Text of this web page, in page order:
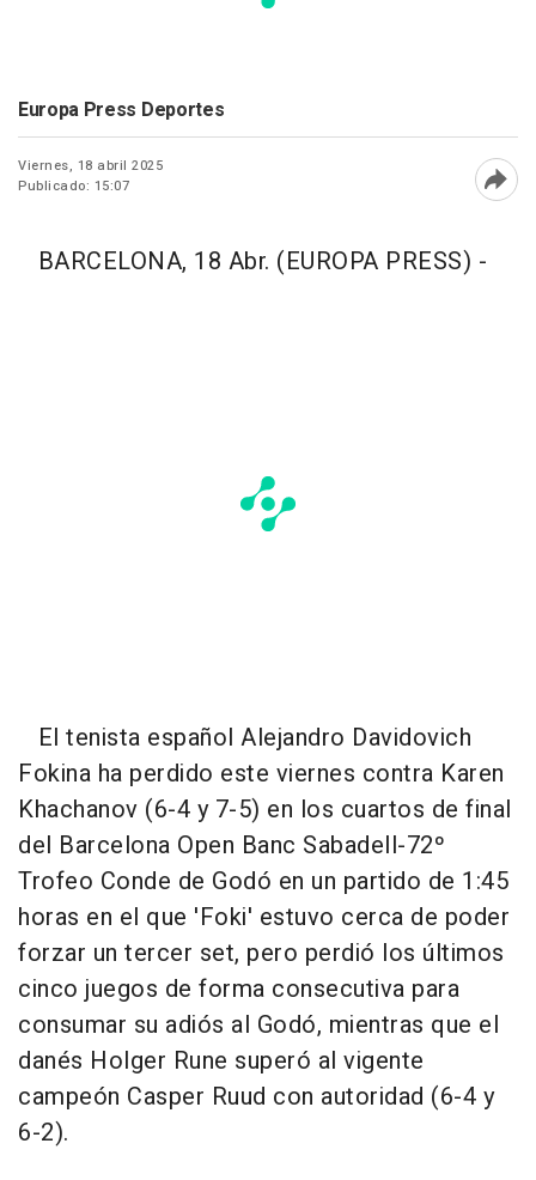
Europa Press Deportes
Viernes, 18 abril 2025
Publicado: 15:07
BARCELONA, 18 Abr. (EUROPA PRESS) -
El tenista español Alejandro Davidovich
Fokina ha perdido este viernes contra Karen
Khachanov (6-4 y 7-5) en los cuartos de final
del Barcelona Open Banc Sabadell-72º
Trofeo Conde de Godó en un partido de 1:45
horas en el que 'Foki' estuvo cerca de poder
forzar un tercer set, pero perdió los últimos
cinco juegos de forma consecutiva para
consumar su adiós al Godó, mientras que el
danés Holger Rune superó al vigente
campeón Casper Ruud con autoridad (6-4 y
6-2).